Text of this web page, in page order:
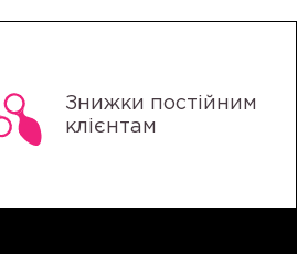
Знижки постійним
клієнтам